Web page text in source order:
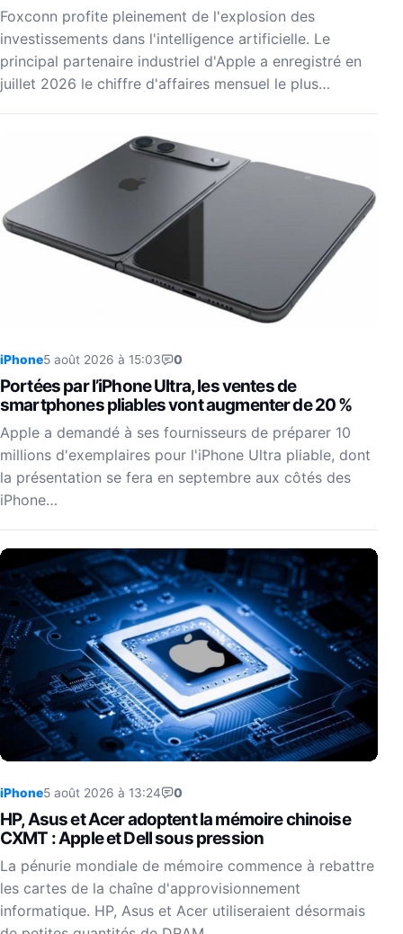
Foxconn profite pleinement de l'explosion des
investissements dans l'intelligence artificielle. Le
principal partenaire industriel d'Apple a enregistré en
juillet 2026 le chiffre d'affaires mensuel le plus…
iPhone5 août 2026 à 15:03 0
Portées par l’iPhone Ultra, les ventes de
smartphones pliables vont augmenter de 20 %
Apple a demandé à ses fournisseurs de préparer 10
millions d'exemplaires pour l'iPhone Ultra pliable, dont
la présentation se fera en septembre aux côtés des
iPhone…
iPhone5 août 2026 à 13:24 0
HP, Asus et Acer adoptent la mémoire chinoise
CXMT : Apple et Dell sous pression
La pénurie mondiale de mémoire commence à rebattre
les cartes de la chaîne d'approvisionnement
informatique. HP, Asus et Acer utiliseraient désormais